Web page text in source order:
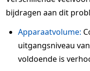
bijdragen aan dit
Apparaatvolume:
uitgangsniveau
voldoende is